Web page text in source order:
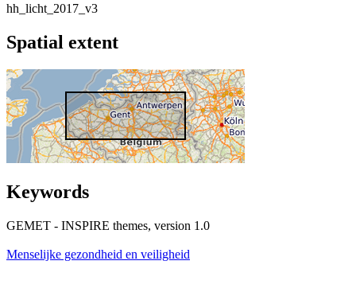
hh_licht_2017_v3
Spatial extent
Keywords
GEMET - INSPIRE themes, version 1.0
Menselijke gezondheid en veiligheid